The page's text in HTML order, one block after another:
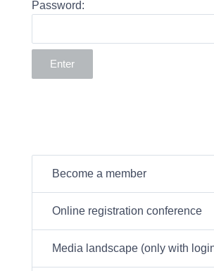
Password:
Become a member
Online registration conference
Media landscape (only with